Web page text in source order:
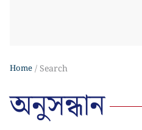
Home Search
অনুসন্ধান